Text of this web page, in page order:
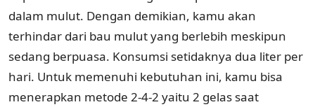
dalam mulut. Dengan demikian, kamu akan
terhindar dari bau mulut yang berlebih meskipun
sedang berpuasa. Konsumsi setidaknya dua liter per
hari. Untuk memenuhi kebutuhan ini, kamu bisa
menerapkan metode 2-4-2 yaitu 2 gelas saat